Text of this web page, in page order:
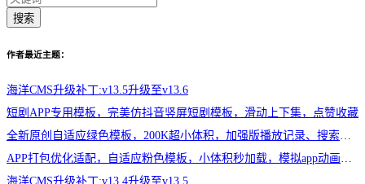
搜索
作者最近主题：
海洋CMS升级补丁:v13.5升级至v13.6
短剧APP专用模板，完美仿抖音竖屏短剧模板，滑动上下集，点赞收藏
全新原创自适应绿色模板，200K超小体积，加强版播放记录、搜索历史模块
APP打包优化适配，自适应粉色模板，小体积秒加载，模拟app动画效果，适合X
海洋CMS升级补丁:v13.4升级至v13.5